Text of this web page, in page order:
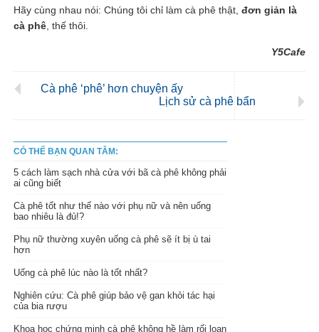
Hãy cùng nhau nói: Chúng tôi chỉ làm cà phê thật,đơn giản là
cà phê , thế thôi.
Y5Cafe
Cà phê ‘phê’ hơn chuyện ấy
Lịch sử cà phê bẩn
CÓ THỂ BẠN QUAN TÂM:
5 cách làm sạch nhà cửa với bã cà phê không phải
ai cũng biết
Cà phê tốt như thế nào với phụ nữ và nên uống
bao nhiêu là đủ!?
Phụ nữ thường xuyên uống cà phê sẽ ít bị ù tai
hơn
Uống cà phê lúc nào là tốt nhất?
Nghiên cứu: Cà phê giúp bảo vệ gan khỏi tác hại
của bia rượu
Khoa học chứng minh cà phê không hề làm rối loạn